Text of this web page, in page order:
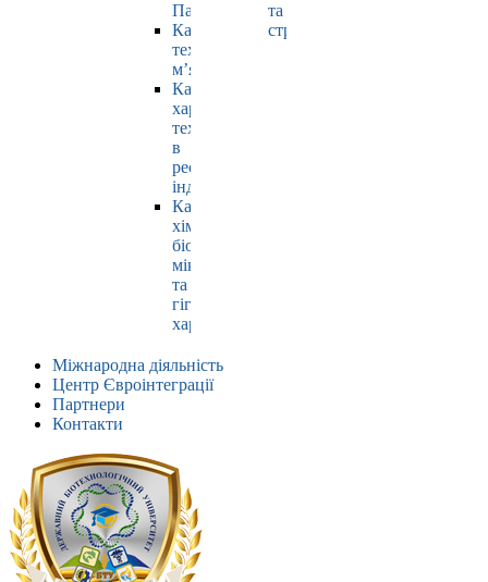
Павлюк
Кафедра
технології
м’яса
Кафедра
харчових
технологій
в
ресторанній
індустрії
Кафедра
хімії,
біохімії,
мікробіології
та
гігієни
харчування
та
страхування
Міжнародна діяльність
Центр Євроінтеграції
Партнери
Контакти